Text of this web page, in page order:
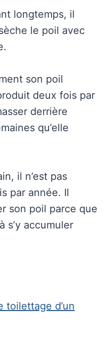
longtemps, il
le poil avec
son poil
deux fois par
derrière
qu’elle
il n’est pas
par année. Il
son poil parce que
s’y accumuler
toilettage d’un